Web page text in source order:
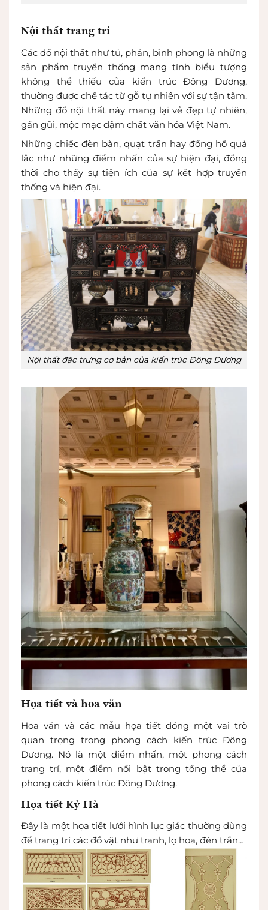
Nội thất trang trí
Các đồ nội thất như tủ, phản, bình phong là những
sản phẩm truyền thống mang tính biểu tượng
không thể thiếu của kiến trúc Đông Dương,
thường được chế tác từ gỗ tự nhiên với sự tận tâm.
Những đồ nội thất này mang lại vẻ đẹp tự nhiên,
gần gũi, mộc mạc đậm chất văn hóa Việt Nam.
Những chiếc đèn bàn, quạt trần hay đồng hồ quả
lắc như những điểm nhấn của sự hiện đại, đồng
thời cho thấy sự tiện ích của sự kết hợp truyền
thống và hiện đại.
Nội thất đặc trưng cơ bản của kiến trúc Đông Dương
Họa tiết và hoa văn
Hoa văn và các mẫu họa tiết đóng một vai trò
quan trọng trong phong cách kiến trúc Đông
Dương. Nó là một điểm nhấn, một phong cách
trang trí, một điểm nổi bật trong tổng thể của
phong cách kiến trúc Đông Dương.
Họa tiết Kỷ Hà
Đây là một họa tiết lưới hình lục giác thường dùng
để trang trí các đồ vật như tranh, lọ hoa, đèn trần…